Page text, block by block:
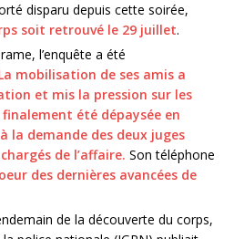
disparu depuis cette soirée,
soit retrouvé le 29 juillet.
l’enquête a été
mobilisation de ses amis a
et mis la pression sur les
finalement été dépaysée en
la demande des deux juges
de l’affaire. Son téléphone
des dernières avancées de
de la découverte du corps,